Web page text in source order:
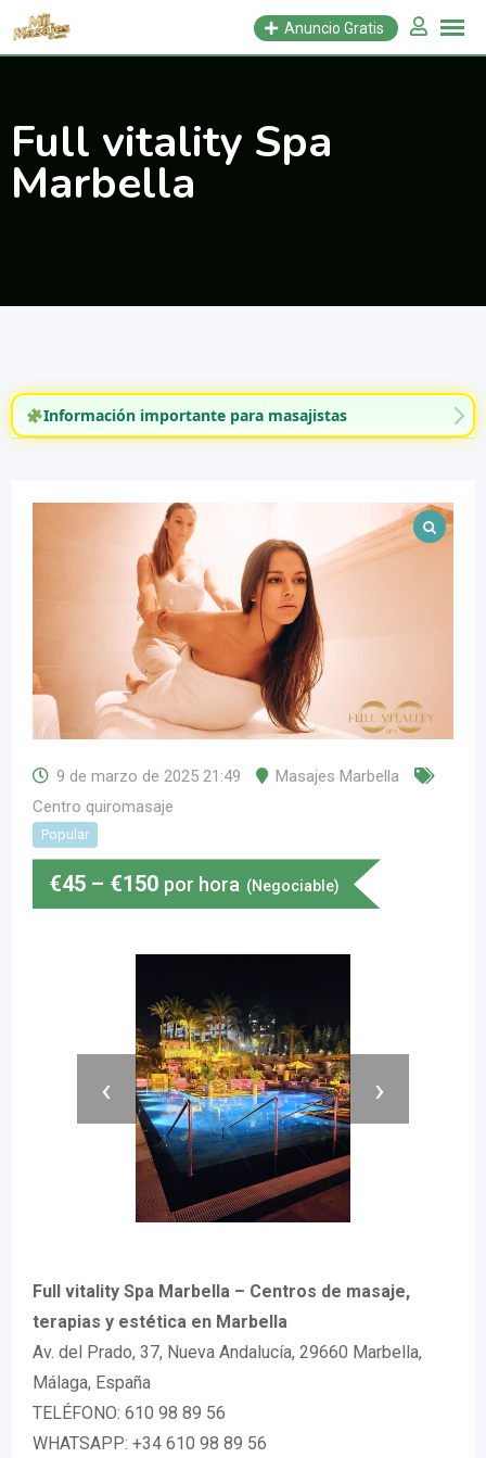
Saltar
Anuncio Gratis
Full vitality Spa
Marbella
Información importante para masajistas
9 de marzo de 2025 21:49
Masajes Marbella
Centro quiromasaje
Popular
€45 – €150 por hora (Negociable)
‹ ›
Full vitality Spa Marbella – Centros de masaje,
terapias y estética en Marbella
Av. del Prado, 37, Nueva Andalucía, 29660 Marbella,
Málaga, España
TELÉFONO: 610 98 89 56
WHATSAPP: +34 610 98 89 56